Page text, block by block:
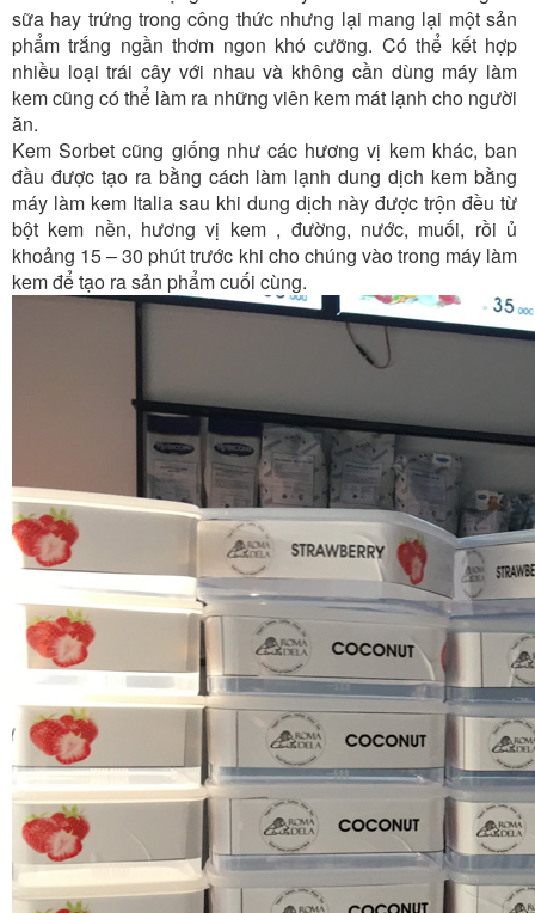
sữa hay trứng trong công thức nhưng lại mang lại một sản
phẩm trắng ngần thơm ngon khó cưỡng. Có thể kết hợp
nhiều loại trái cây với nhau và không cần dùng máy làm
kem cũng có thể làm ra những viên kem mát lạnh cho người
ăn.
Kem Sorbet cũng giống như các hương vị kem khác, ban
đầu được tạo ra bằng cách làm lạnh dung dịch kem bằng
máy làm kem Italia sau khi dung dịch này được trộn đều từ
bột kem nền, hương vị kem , đường, nước, muối, rồi ủ
khoảng 15 – 30 phút trước khi cho chúng vào trong máy làm
kem để tạo ra sản phẩm cuối cùng.